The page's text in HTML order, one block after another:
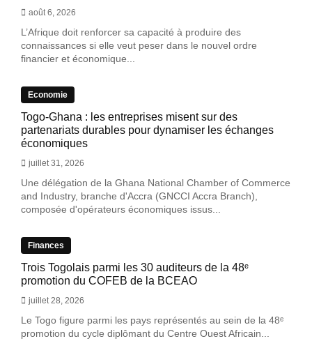
août 6, 2026
L’Afrique doit renforcer sa capacité à produire des
connaissances si elle veut peser dans le nouvel ordre
financier et économique...
Economie
Togo-Ghana : les entreprises misent sur des
partenariats durables pour dynamiser les échanges
économiques
juillet 31, 2026
Une délégation de la Ghana National Chamber of Commerce
and Industry, branche d'Accra (GNCCI Accra Branch),
composée d'opérateurs économiques issus...
Finances
Trois Togolais parmi les 30 auditeurs de la 48ᵉ
promotion du COFEB de la BCEAO
juillet 28, 2026
Le Togo figure parmi les pays représentés au sein de la 48ᵉ
promotion du cycle diplômant du Centre Ouest Africain...